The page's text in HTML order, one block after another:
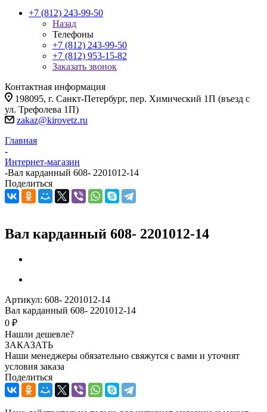
+7 (812) 243-99-50
Назад
Телефоны
+7 (812) 243-99-50
+7 (812) 953-15-82
Заказать звонок
Контактная информация
198095, г. Санкт-Петербург, пер. Химический 1П (въезд с
ул. Трефолева 1П)
zakaz@kirovetz.ru
Главная
-
Интернет-магазин
-Вал карданный 608- 2201012-14
Поделиться
Вал карданный 608- 2201012-14
Артикул: 608- 2201012-14
Вал карданный 608- 2201012-14
0 ₽
Нашли дешевле?
ЗАКАЗАТЬ
Наши менеджеры обязательно свяжутся с вами и уточнят
условия заказа
Поделиться